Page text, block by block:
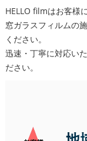
HELLO filmはお客様
窓ガラスフィルムの
ください。
迅速・丁寧に対応い
ださい。